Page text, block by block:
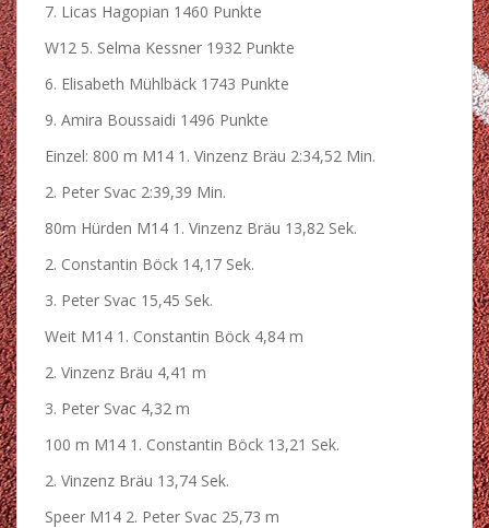
7. Licas Hagopian 1460 Punkte
W12 5. Selma Kessner 1932 Punkte
6. Elisabeth Mühlbäck 1743 Punkte
9. Amira Boussaidi 1496 Punkte
Einzel: 800 m M14 1. Vinzenz Bräu 2:34,52 Min.
2. Peter Svac 2:39,39 Min.
80m Hürden M14 1. Vinzenz Bräu 13,82 Sek.
2. Constantin Böck 14,17 Sek.
3. Peter Svac 15,45 Sek.
Weit M14 1. Constantin Böck 4,84 m
2. Vinzenz Bräu 4,41 m
3. Peter Svac 4,32 m
100 m M14 1. Constantin Böck 13,21 Sek.
2. Vinzenz Bräu 13,74 Sek.
Speer M14 2. Peter Svac 25,73 m